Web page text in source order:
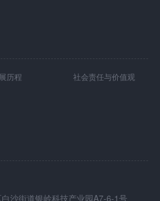
历程 社会责任与价值观
沙街道银岭科技产业园A7-6-1号